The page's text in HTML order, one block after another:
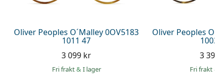
Oliver Peoples O´Malley 0OV5183
1011 47
3 099 kr
Fri frakt& I lager
Oliver Peoples
1003
3
Fri frakt&